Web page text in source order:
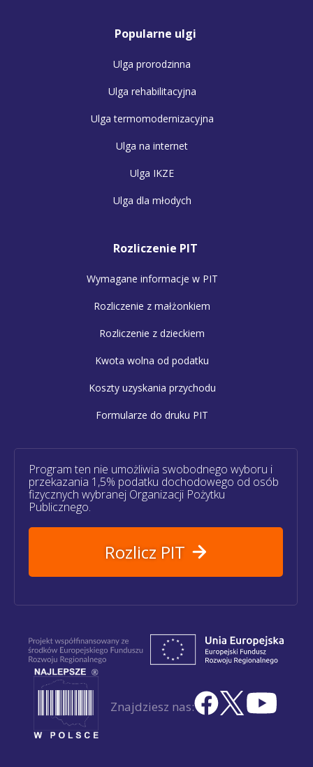
Popularne ulgi
Ulga prorodzinna
Ulga rehabilitacyjna
Ulga termomodernizacyjna
Ulga na internet
Ulga IKZE
Ulga dla młodych
Rozliczenie PIT
Wymagane informacje w PIT
Rozliczenie z małżonkiem
Rozliczenie z dzieckiem
Kwota wolna od podatku
Koszty uzyskania przychodu
Formularze do druku PIT
Program ten nie umożliwia swobodnego wyboru i
przekazania 1,5% podatku dochodowego od osób
fizycznych wybranej Organizacji Pożytku
Publicznego.
Rozlicz PIT
Znajdziesz nas: